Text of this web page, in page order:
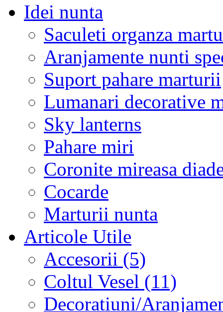
Idei nunta
Saculeti organza
Aranjamente nunti
Suport pahare marturii
Lumanari decorative
Sky lanterns
Pahare miri
Coronite mireasa
Cocarde
Marturii nunta
Articole Utile
Accesorii (5)
Coltul Vesel (11)
Decoratiuni/